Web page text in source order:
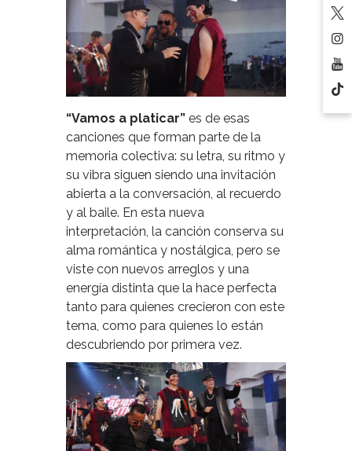
“Vamos a platicar” es de esas
canciones que forman parte de la
memoria colectiva: su letra, su ritmo y
su vibra siguen siendo una invitación
abierta a la conversación, al recuerdo
y al baile. En esta nueva
interpretación, la canción conserva su
alma romántica y nostálgica, pero se
viste con nuevos arreglos y una
energía distinta que la hace perfecta
tanto para quienes crecieron con este
tema, como para quienes lo están
descubriendo por primera vez.